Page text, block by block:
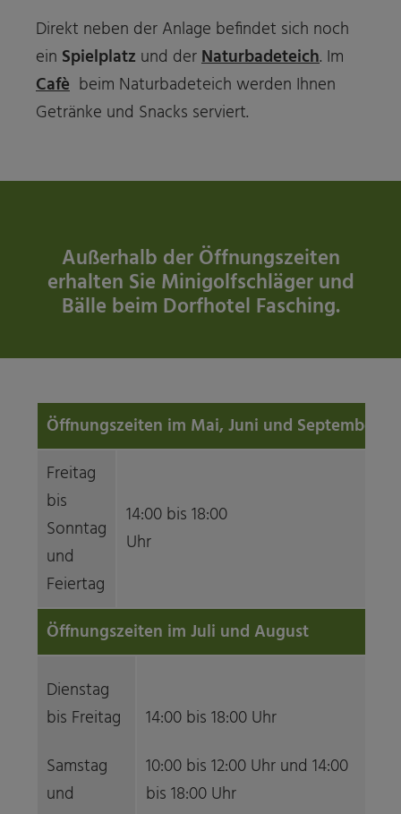
Direkt neben der Anlage befindet sich noch
ein Spielplatz und der Naturbadeteich. Im
Cafè
beim Naturbadeteich werden Ihnen
Getränke und Snacks serviert.
Außerhalb der Öffnungszeiten
erhalten Sie Minigolfschläger und
Bälle beim Dorfhotel Fasching.
Öffnungszeiten im Mai, Juni und September
Freitag
bis
Sonntag
und
Feiertag
14:00 bis 18:00
Öffnungszeiten im Juli und August
Dienstag
bis Freitag
Samstag
und
14:00 bis 18:00 Uhr
10:00 bis 12:00 Uhr und 14:00
bis 18:00 Uhr